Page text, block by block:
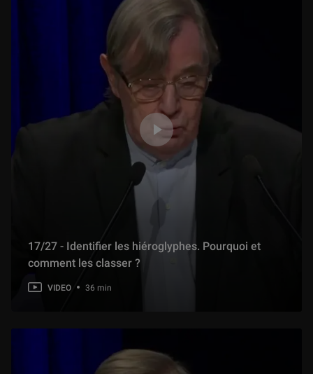
17/27 - Identifier les hiéroglyphes. Pourquoi et
comment les classer ?
VIDEO 36 min